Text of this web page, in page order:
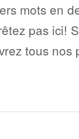
mots en
pas ici!
tous nos